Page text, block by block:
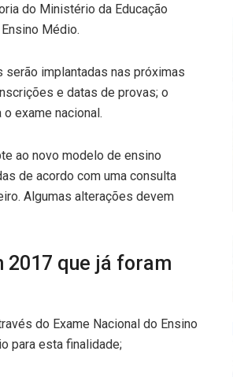
do Ministério da Educação
Médio.
serão implantadas nas próximas
e datas de provas; o
exame nacional.
ao novo modelo de ensino
de acordo com uma consulta
Algumas alterações devem
2017 que já foram
do Exame Nacional do Ensino
para esta finalidade;